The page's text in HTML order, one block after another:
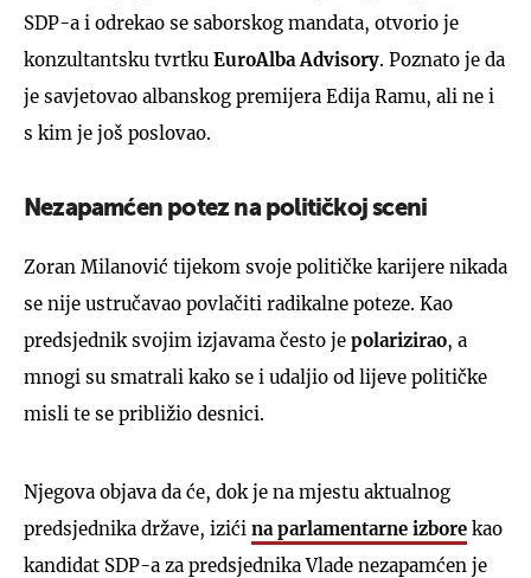
SDP-a i odrekao se saborskog mandata, otvorio je
konzultantsku tvrtku EuroAlba Advisory. Poznato je da
je savjetovao albanskog premijera Edija Ramu, ali ne i
s kim je još poslovao.
Nezapamćen potez na političkoj sceni
Zoran Milanović tijekom svoje političke karijere nikada
se nije ustručavao povlačiti radikalne poteze. Kao
predsjednik svojim izjavama često je polarizirao, a
mnogi su smatrali kako se i udaljio od lijeve političke
misli te se približio desnici.
Njegova objava da će, dok je na mjestu aktualnog
predsjednika države, izići na parlamentarne izbore kao
kandidat SDP-a za predsjednika Vlade nezapamćen je